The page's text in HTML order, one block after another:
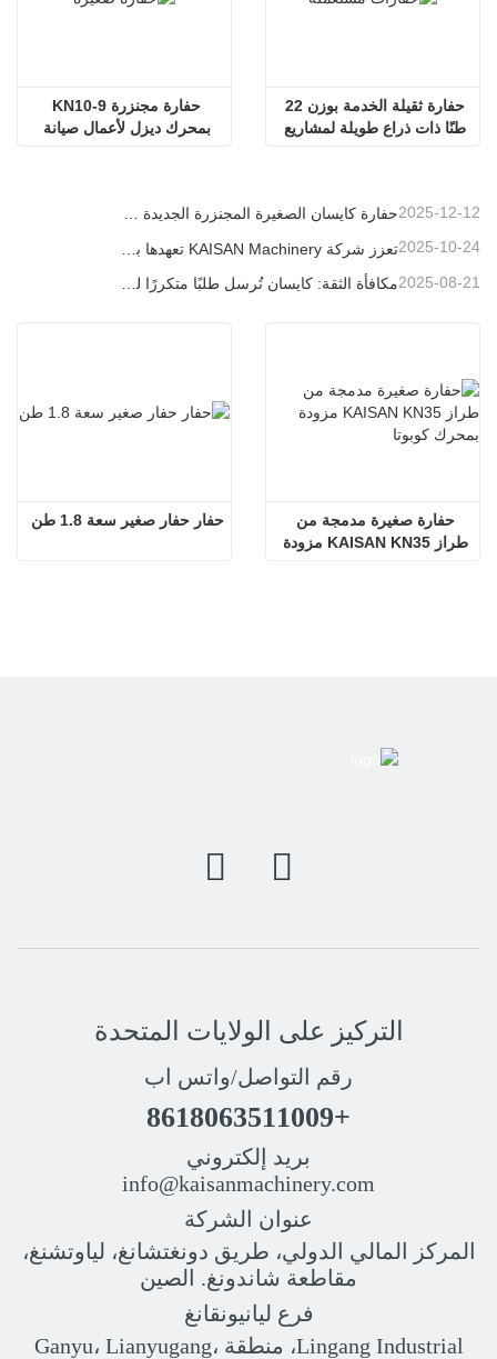
حفارة كايسان الصغيرة المجنزرة الجديدة بوزن 1.2 طن: تصميم بدون ذيل للعمليات في المساحات الضيقة 2025-12-12
2025-10-24
2025-08-21
حفار حفار صغير سعة 1.8 طن
التركيز على الولايات المتحدة
رقم التواصل/واتس اب
+8618063511009
بريد إلكتروني
info@kaisanmachinery.com
عنوان الشركة
المركز المالي الدولي، طريق دونغتشانغ، لياوتشنغ،
مقاطعة شاندونغ. الصين
فرع ليانيونقانغ
Lingang Industrial، منطقة Ganyu، Lianyugang،